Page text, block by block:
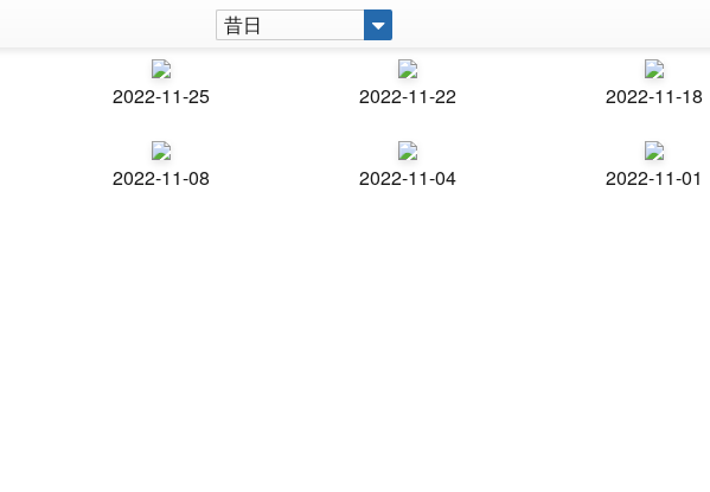
昔日
2022-11-25 2022-11-22 2022-11-18
2022-11-08 2022-11-04 2022-11-01